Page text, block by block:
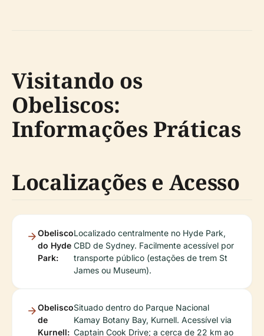
Visitando os
Obeliscos:
Informações Práticas
Localizações e Acesso
Obelisco
do Hyde
Park:
Localizado centralmente no Hyde Park,
CBD de Sydney. Facilmente acessível por
transporte público (estações de trem St
James ou Museum).
Obelisco
de
Kurnell:
Situado dentro do Parque Nacional
Kamay Botany Bay, Kurnell. Acessível via
Captain Cook Drive; a cerca de 22 km ao